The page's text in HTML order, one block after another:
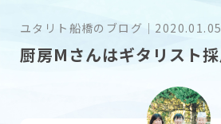
個人情報保護方針
採用情報
ユタリト船橋のブログ ｜ 2020.01.05
厨房Mさんはギタリスト採